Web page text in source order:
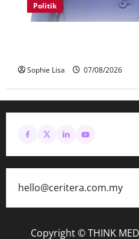
Politik
Sophie Lisa 07/08/2026
hello@ceritera.com.my
Copyright © THINK